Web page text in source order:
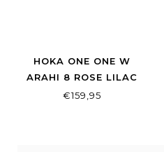
HOKA ONE ONE W
ARAHI 8 ROSE LILAC
CREAM/NEON
€159,95